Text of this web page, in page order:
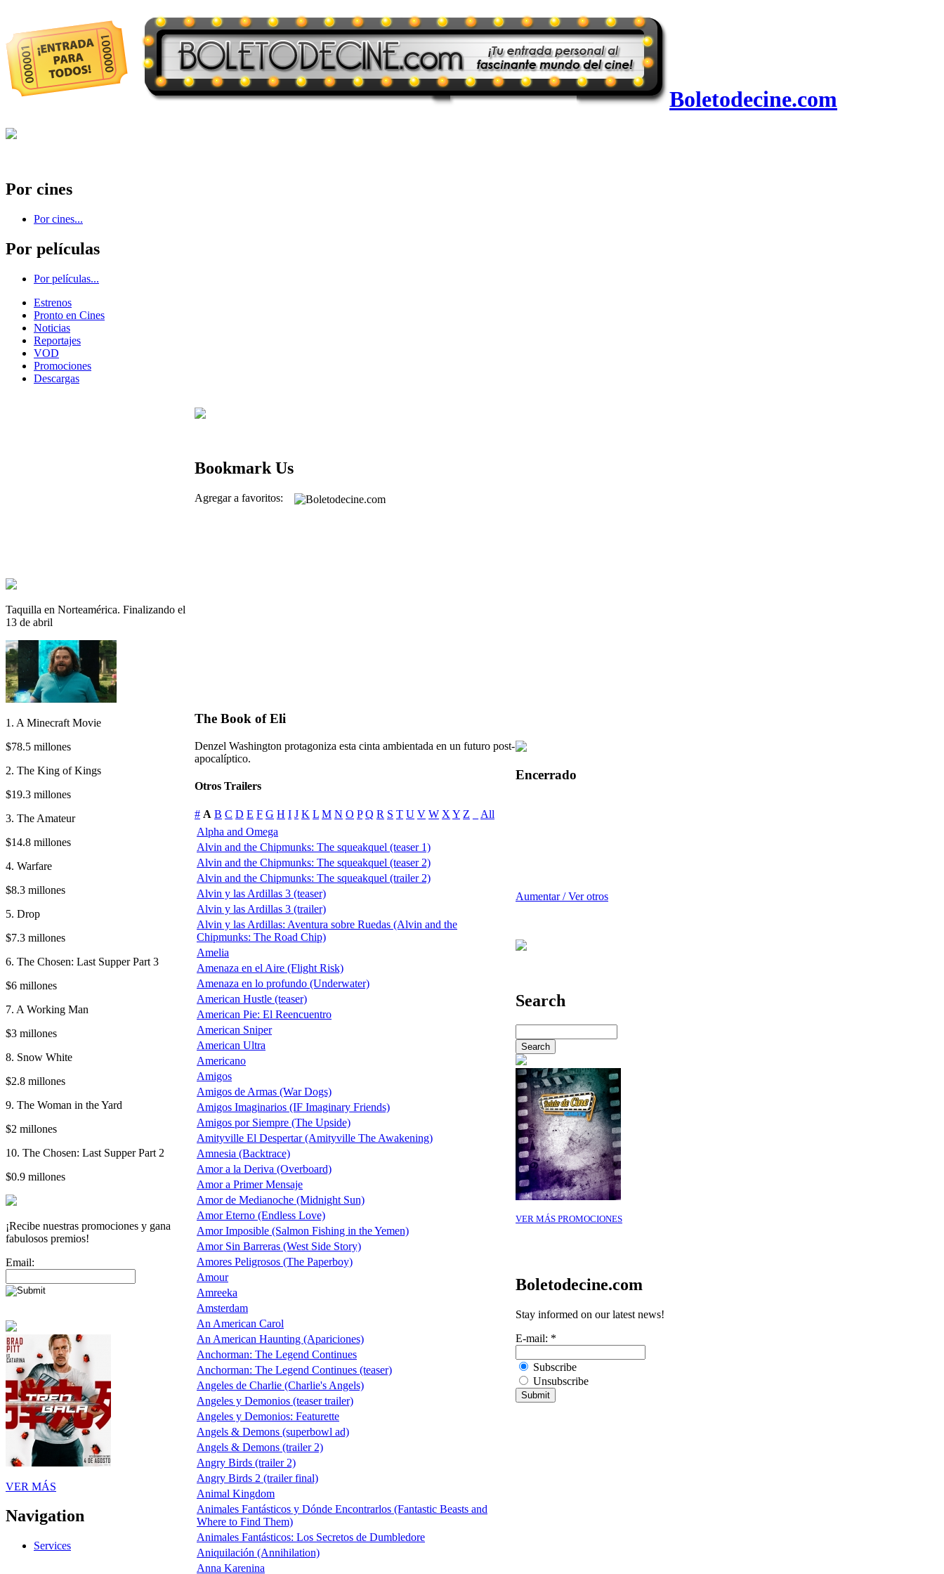
Boletodecine.com
Por cines
Por cines...
Por películas
Por películas...
Estrenos
Pronto en Cines
Noticias
Reportajes
VOD
Promociones
Descargas
Taquilla en Norteamérica. Finalizando el
13 de abril
1. A Minecraft Movie
$78.5 millones
2. The King of Kings
$19.3 millones
3. The Amateur
$14.8 millones
4. Warfare
$8.3 millones
5. Drop
$7.3 millones
6. The Chosen: Last Supper Part 3
$6 millones
7. A Working Man
$3 millones
8. Snow White
$2.8 millones
9. The Woman in the Yard
$2 millones
10. The Chosen: Last Supper Part 2
$0.9 millones
¡Recibe nuestras promociones y gana
fabulosos premios!
Email:
VER MÁS
Navigation
Services
Bookmark Us
Agregar a favoritos:
The Book of Eli
Denzel Washington protagoniza esta cinta ambientada en un futuro post-
apocalíptico.
Otros Trailers
# A B C D E F G H I J K L M N O P Q R S T U V W X Y Z
All
Alpha and Omega
Alvin and the Chipmunks: The squeakquel (teaser 1)
Alvin and the Chipmunks: The squeakquel (teaser 2)
Alvin and the Chipmunks: The squeakquel (trailer 2)
Alvin y las Ardillas 3 (teaser)
Alvin y las Ardillas 3 (trailer)
Alvin y las Ardillas: Aventura sobre Ruedas (Alvin and the
Chipmunks: The Road Chip)
Amelia
Amenaza en el Aire (Flight Risk)
Amenaza en lo profundo (Underwater)
American Hustle (teaser)
American Pie: El Reencuentro
American Sniper
American Ultra
Americano
Amigos
Amigos de Armas (War Dogs)
Amigos Imaginarios (IF Imaginary Friends)
Amigos por Siempre (The Upside)
Amityville El Despertar (Amityville The Awakening)
Amnesia (Backtrace)
Amor a la Deriva (Overboard)
Amor a Primer Mensaje
Amor de Medianoche (Midnight Sun)
Amor Eterno (Endless Love)
Amor Imposible (Salmon Fishing in the Yemen)
Amor Sin Barreras (West Side Story)
Amores Peligrosos (The Paperboy)
Amour
Amreeka
Amsterdam
An American Carol
An American Haunting (Apariciones)
Anchorman: The Legend Continues
Anchorman: The Legend Continues (teaser)
Angeles de Charlie (Charlie's Angels)
Angeles y Demonios (teaser trailer)
Angeles y Demonios: Featurette
Angels & Demons (superbowl ad)
Angels & Demons (trailer 2)
Angry Birds (trailer 2)
Angry Birds 2 (trailer final)
Animal Kingdom
Animales Fantásticos y Dónde Encontrarlos (Fantastic Beasts and
Where to Find Them)
Animales Fantásticos: Los Secretos de Dumbledore
Aniquilación (Annihilation)
Anna Karenina
Encerrado
Aumentar / Ver otros
Search
VER MÁS PROMOCIONES
Boletodecine.com
Stay informed on our latest news!
E-mail: *
Subscribe
Unsubscribe